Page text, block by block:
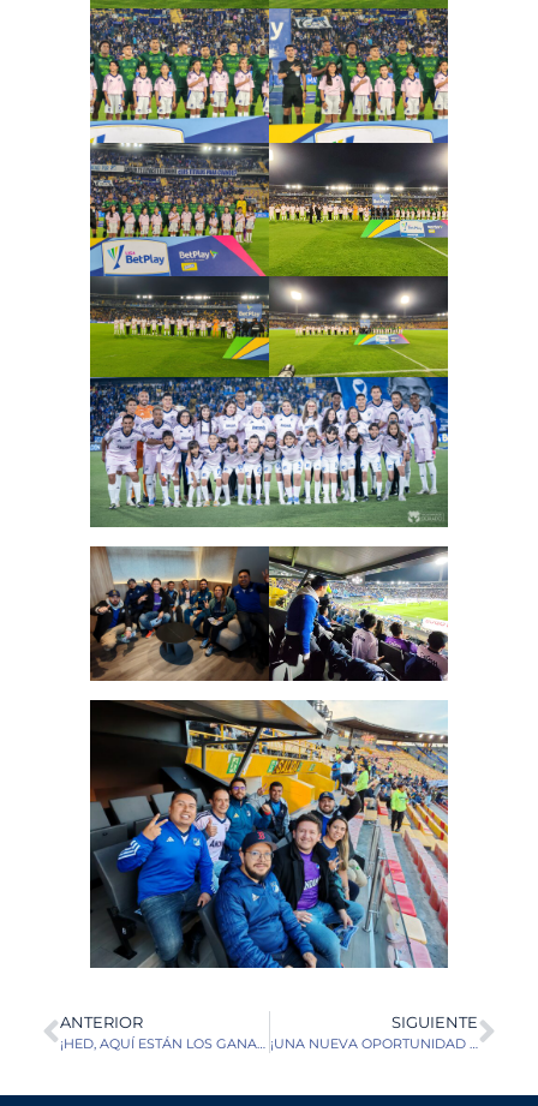
ANTERIOR
¡HED, AQUÍ ESTÁN LOS GANADORES DE UNA EXPERIENCIA PARA EL PARTIDO VS ATL. BUCARAMANGA!
SIGUIENTE
¡UNA NUEVA OPORTUNIDAD PARA VIVIR LAS MEJORES EXPERIENCIAS HED!